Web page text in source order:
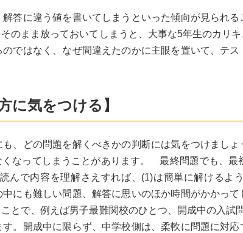
答に違う値を書いてしまうといった傾向が見られ
のまま放っておいてしまうと、大事な5年生のカリ
はなく、なぜ間違えたのかに主眼を置いて、テス
に気をつける】
、どの問題を解くべきかの判断には気をつけまし
なってしまうことがあります。 最終問題でも、最
んで内容を理解さえすれば、(1)は簡単に解けるよ
にも難しい問題、解答に思いのほか時間がかかって
で、例えば男子最難関校のひとつ、開成中の入試
。開成中に限らず、中学校側は、柔軟に問題に対